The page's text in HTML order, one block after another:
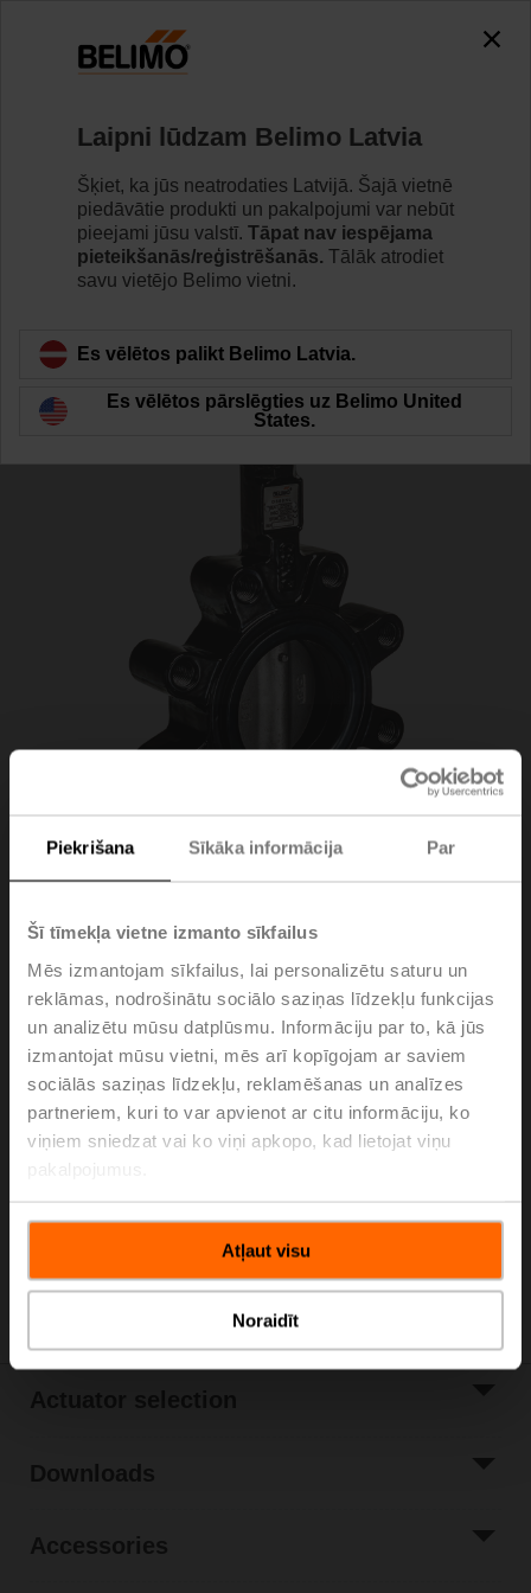
Piekrišana Sīkāka informācija Par
Šī tīmekļa vietne izmanto sīkfailus
Mēs izmantojam sīkfailus, lai personalizētu saturu un
reklāmas, nodrošinātu sociālo saziņas līdzekļu funkcijas
un analizētu mūsu datplūsmu. Informāciju par to, kā jūs
izmantojat mūsu vietni, mēs arī kopīgojam ar saviem
sociālās saziņas līdzekļu, reklamēšanas un analīzes
partneriem, kuri to var apvienot ar citu informāciju, ko
viņiem sniedzat vai ko viņi apkopo, kad lietojat viņu
Atļaut visu
Noraidīt
D625NL
Learn more
Back to product category
D625NL
Butterfly valve, 2-way, DN 25, Lug types PN 10 / 16, ps
1600 kPa, Kvs 24 m³/h, Kvmax 50 m³/h, Fluid
temperature -20...120°C [-4...248°F]
Please contact your local Sales Representative for
ordering.
Add to Project
Share
Downloads
Accessories
Laipni lūdzam Belimo Latvia
Šķiet, ka jūs neatrodaties Latvijā. Šajā vietnē
piedāvātie produkti un pakalpojumi var nebūt
pieejami jūsu valstī. Tāpat nav iespējama
pieteikšanās/reģistrēšanās. Tālāk atrodiet
savu vietējo Belimo vietni.
Es vēlētos palikt Belimo Latvia.
Es vēlētos pārslēgties uz Belimo United
States.